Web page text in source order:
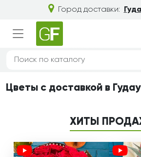
Город доставки:
Цветы с доставкой в
ХИТЫ